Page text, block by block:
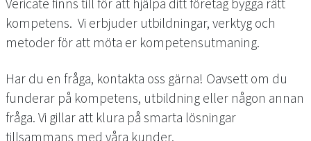
Vericate finns till för att hjälpa ditt företag bygga rätt
kompetens. Vi erbjuder utbildningar, verktyg och
metoder för att möta er kompetensutmaning.
Har du en fråga, kontakta oss gärna! Oavsett om du
funderar på kompetens, utbildning eller någon annan
fråga. Vi gillar att klura på smarta lösningar
tillsammans med våra kunder.